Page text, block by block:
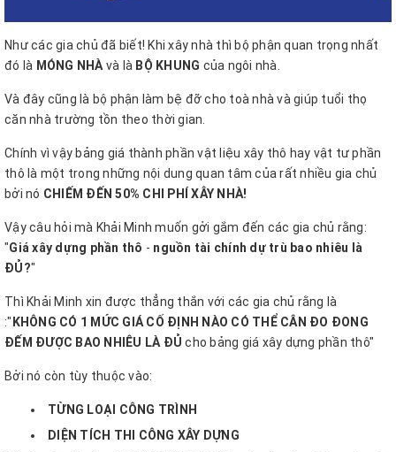
Như các gia chủ đã biết! Khi xây nhà thì bộ phận quan trọng nhất
đó là MÓNG NHÀ và là BỘ KHUNG của ngôi nhà.
Và đây cũng là bộ phận làm bệ đỡ cho toà nhà và giúp tuổi thọ
căn nhà trường tồn theo thời gian.
Chính vì vậy bảng giá thành phần vật liệu xây thô hay vật tư phần
thô là một trong những nội dung quan tâm của rất nhiều gia chủ
bởi nó CHIẾM ĐẾN 50% CHI PHÍ XÂY NHÀ!
Vậy câu hỏi mà Khải Minh muốn gởi gắm đến các gia chủ rằng:
"Giá xây dựng phần thô - nguồn tài chính dự trù bao nhiêu là
ĐỦ?"
Thì Khải Minh xin được thẳng thắn với các gia chủ rằng là
:" KHÔNG CÓ 1 MỨC GIÁ CỐ ĐỊNH NÀO CÓ THỂ CÂN ĐO ĐONG
ĐẾM ĐƯỢC BAO NHIÊU LÀ ĐỦ cho bảng giá xây dựng phần thô"
Bởi nó còn tùy thuộc vào:
TỪNG LOẠI CÔNG TRÌNH
DIỆN TÍCH THI CÔNG XÂY DỰNG